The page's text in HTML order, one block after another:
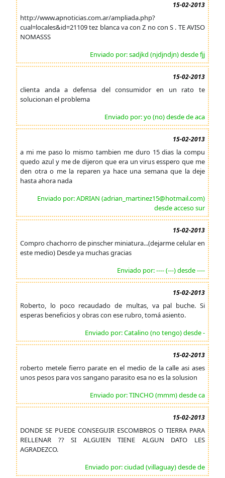
15-02-2013
http://www.apnoticias.com.ar/ampliada.php?
cual=locales&id=21109 tez blanca va con Z no con S . TE AVISO
NOMASSS
Enviado por: sadjkd (njdjndjn) desde fjj
15-02-2013
clienta anda a defensa del consumidor en un rato te
solucionan el problema
Enviado por: yo (no) desde de aca
15-02-2013
a mi me paso lo mismo tambien me duro 15 dias la compu
quedo azul y me de dijeron que era un virus esspero que me
den otra o me la reparen ya hace una semana que la deje
hasta ahora nada
Enviado por: ADRIAN (adrian_martinez15@hotmail.com)
desde acceso sur
15-02-2013
Compro chachorro de pinscher miniatura...(dejarme celular en
este medio) Desde ya muchas gracias
Enviado por: ---- (---) desde ----
15-02-2013
Roberto, lo poco recaudado de multas, va pal buche. Si
esperas beneficios y obras con ese rubro, tomá asiento.
Enviado por: Catalino (no tengo) desde -
15-02-2013
roberto metele fierro parate en el medio de la calle asi ases
unos pesos para vos sangano parasito esa no es la solusion
Enviado por: TINCHO (mmm) desde ca
15-02-2013
DONDE SE PUEDE CONSEGUIR ESCOMBROS O TIERRA PARA
RELLENAR ?? SI ALGUIEN TIENE ALGUN DATO LES
AGRADEZCO.
Enviado por: ciudad (villaguay) desde de